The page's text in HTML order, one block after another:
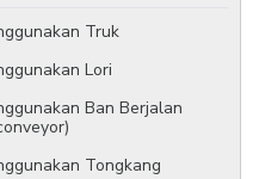
Truk
Lori
Ban Berjalan
Tongkang